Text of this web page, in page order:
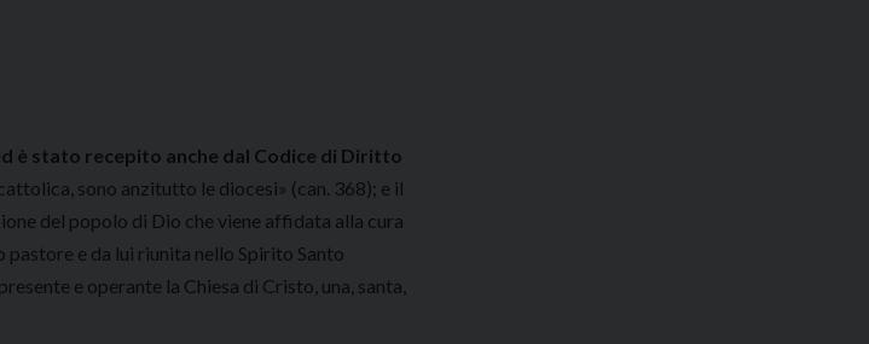
è stato recepito anche dal Codice di Diritto
sono anzitutto le diocesi» (can. 368); e il
del popolo di Dio che viene affidata alla cura
e da lui riunita nello Spirito Santo
e operante la Chiesa di Cristo, una, santa,